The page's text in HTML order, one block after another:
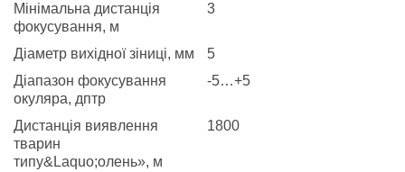
Мінімальна дистанція
фокусування, м
3
Діаметр вихідної зіниці, мм
5
Діапазон фокусування
окуляра, дптр
-5…+5
Дистанція виявлення
тварин
типу&Laquo;олень», м
1800